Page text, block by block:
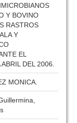
Y BOVINO
RASTROS
Y
EL
DEL 2006.
MONICA.